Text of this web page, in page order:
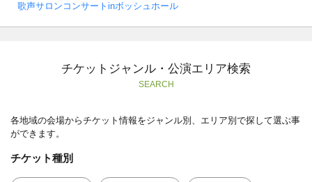
歌声サロンコンサートinボッシュホール
チケットジャンル・公演エリア検索
SEARCH
各地域の会場からチケット情報をジャンル別、エリア別で探して選ぶ事
ができます。
チケット種別